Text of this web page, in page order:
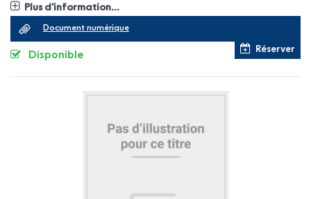
Plus d'information...
Document numérique
Réserver
Disponible